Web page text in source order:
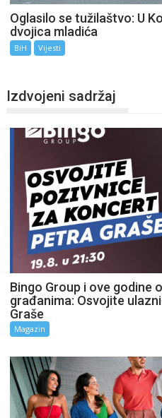
Oglasilo se tužilaštvo: U
dvojica mladića
BiH Vijesti
Izdvojeni sadržaj
Bingo Group i ove godine
građanima: Osvojite
Graše
Magazin